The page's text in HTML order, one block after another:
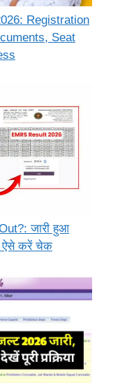
Registration
Seat
जारी हुआ
ऐसे करें चेक